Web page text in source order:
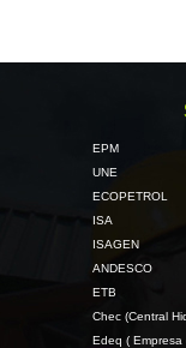
EPM
UNE
ECOPETROL
ISA
ISAGEN
ANDESCO
ETB
Chec (Central
Edeq (